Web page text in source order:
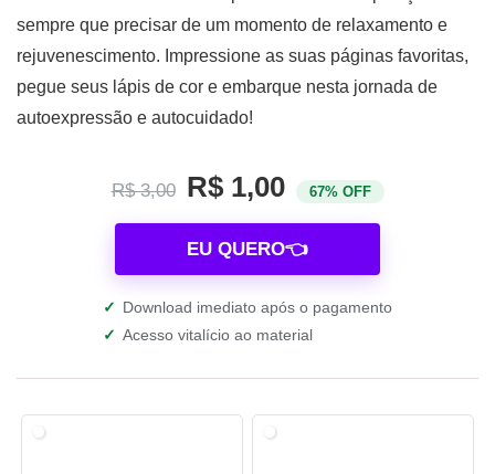
sempre que precisar de um momento de relaxamento e
rejuvenescimento. Impressione as suas páginas favoritas,
pegue seus lápis de cor e embarque nesta jornada de
autoexpressão e autocuidado!
R$ 3,00 R$ 1,00 67% OFF
EU QUERO👈
✓ Download imediato após o pagamento
✓ Acesso vitalício ao material